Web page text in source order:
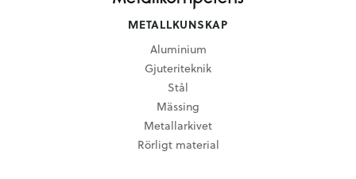
METALLKUNSKAP
Aluminium
Gjuteriteknik
Stål
Mässing
Metallarkivet
Rörligt material